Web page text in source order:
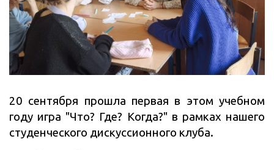
20 сентября прошла первая в этом учебном
году игра "Что? Где? Когда?" в рамках нашего
студенческого дискуссионного клуба.